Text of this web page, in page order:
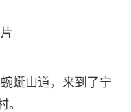
蜒山道，来到了宁
。